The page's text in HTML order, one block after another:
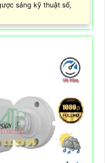
sáng kỹ thuật số,